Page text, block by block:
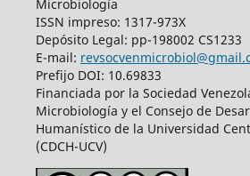
Microbiología
ISSN impreso: 1317-973X
Depósito Legal: pp-198002 CS1233
E-mail:
Prefijo DOI: 10.69833
Financiada por la Sociedad
Microbiología y el Consejo de
Humanístico de la Universidad
(CDCH-UCV)